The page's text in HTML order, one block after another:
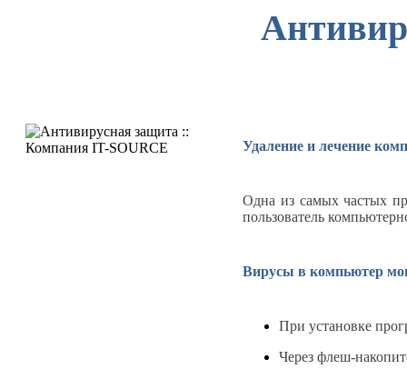
Удаление и лечение
Одна из самых частых
пользователь
Вирусы в компьютер
При установке
Через флеш-